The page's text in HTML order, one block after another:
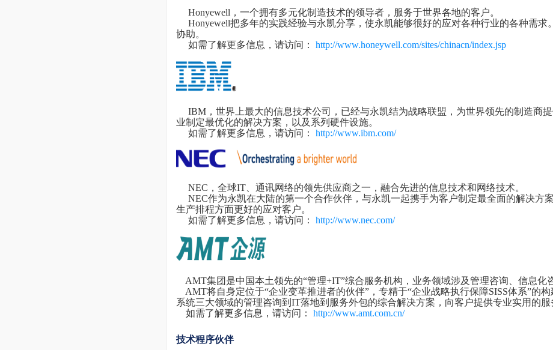
Honyewell，一个拥有多元化制造技术的领导者，服务于世界各地的客户。
Honyewell把多年的实践经验与永凯分享，使永凯能够很好的应对各种行业的各种需求
协助。
如需了解更多信息，请访问： http://www.honeywell.com/sites/chinacn/index.jsp
IBM，世界上最大的信息技术公司，已经与永凯结为战略联盟，为世界领先的制造商
业制定最优化的解决方案，以及系列硬件设施。
如需了解更多信息，请访问： http://www.ibm.com/
NEC，全球IT、通讯网络的领先供应商之一，融合先进的信息技术和网络技术。
NEC作为永凯在大陆的第一个合作伙伴，与永凯一起携手为客户制定最全面的解决方
生产排程方面更好的应对客户。
如需了解更多信息，请访问： http://www.nec.com/
AMT集团是中国本土领先的“管理+IT”综合服务机构，业务领域涉及管理咨询、信息化
AMT将自身定位于“企业变革推进者的伙伴”，专精于“企业战略执行保障SISS体系”的
系统三大领域的管理咨询到IT落地到服务外包的综合解决方案，向客户提供专业实用的服
如需了解更多信息，请访问： http://www.amt.com.cn/
技术程序伙伴